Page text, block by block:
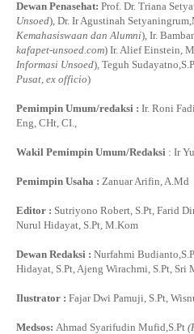
Dewan Penasehat: Prof. Dr. Triana
Unsoed), Dr. Ir Agustinah
Kemahasiswaan dan Alumni), Ir.
kafapet-unsoed.com) Ir. Alief Einstein,
Informasi Unsoed), Teguh
Pusat, ex officio)
Pemimpin Umum/redaksi : Ir. Roni
Eng, CHt, CI.,
Wakil Pemimpin Umum/Redaksi : Ir
Pemimpin Usaha : Zanuar Arifin, A.Md
Editor : Sutriyono Robert, S.Pt, Farid
Nurul Hidayat, S.Pt, M.Kom
Dewan Redaksi : Nurfahmi
Hidayat, S.Pt, Ajeng Wirachmi, S.Pt, Sri
Ilustrator : Fajar Dwi Pamuji, S.Pt,
Medsos: Ahmad Syarifudin Mufid,S.Pt